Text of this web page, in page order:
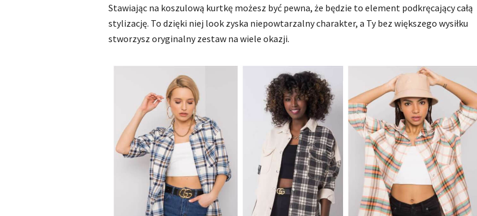
Stawiając na koszulową kurtkę możesz być pewna, że będzie to element podkręcający całą
stylizację. To dzięki niej look zyska niepowtarzalny charakter, a Ty bez większego wysiłku
stworzysz oryginalny zestaw na wiele okazji.